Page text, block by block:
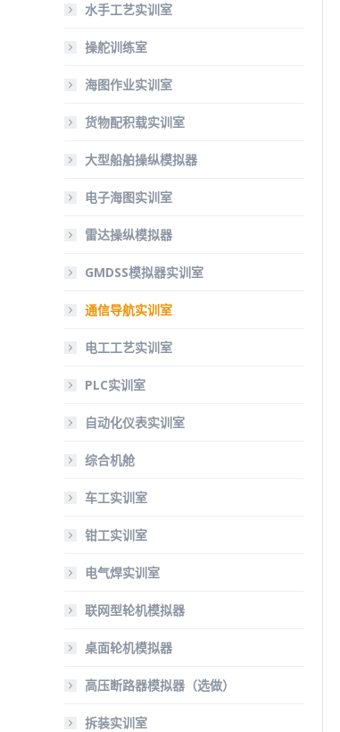
水手工艺实训室
操舵训练室
海图作业实训室
货物配积载实训室
大型船舶操纵模拟器
电子海图实训室
雷达操纵模拟器
GMDSS模拟器实训室
通信导航实训室
电工工艺实训室
PLC实训室
自动化仪表实训室
综合机舱
车工实训室
钳工实训室
电气焊实训室
联网型轮机模拟器
桌面轮机模拟器
高压断路器模拟器（选做）
拆装实训室